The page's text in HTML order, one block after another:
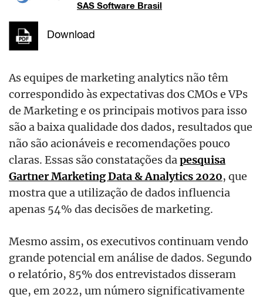
SAS Software Brasil
Download
As equipes de marketing analytics não têm
correspondido às expectativas dos CMOs e VPs
de Marketing e os principais motivos para isso
são a baixa qualidade dos dados, resultados que
não são acionáveis e recomendações pouco
claras. Essas são constatações da pesquisa
Gartner Marketing Data & Analytics 2020, que
mostra que a utilização de dados influencia
apenas 54% das decisões de marketing.
Mesmo assim, os executivos continuam vendo
grande potencial em análise de dados. Segundo
o relatório, 85% dos entrevistados disseram
que, em 2022, um número significativamente